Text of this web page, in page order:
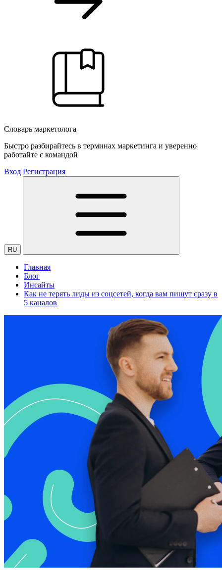
Словарь маркетолога
Быстро разбирайтесь в терминах маркетинга и уверенно
работайте с командой
Вход Регистрация
RU
Главная
Блог
Инсайты
Как не терять лиды из соцсетей, когда вам пишут сразу в
5 каналов